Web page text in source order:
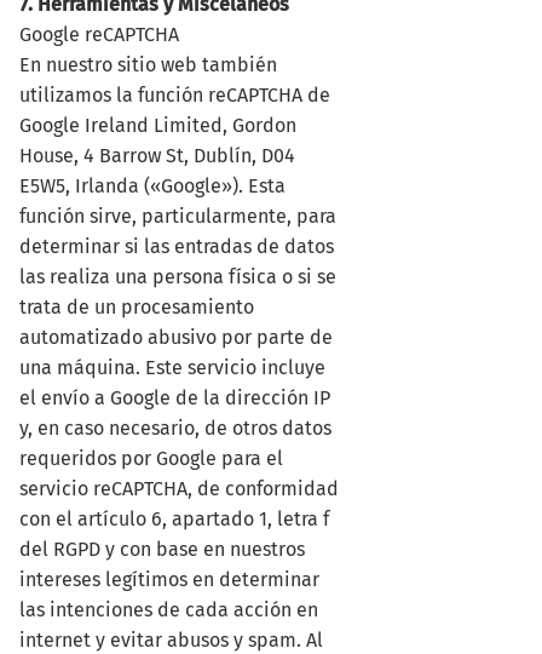
Google reCAPTCHA
En nuestro sitio web también
utilizamos la función reCAPTCHA de
Google Ireland Limited, Gordon
House, 4 Barrow St, Dublín, D04
E5W5, Irlanda («Google»). Esta
función sirve, particularmente, para
determinar si las entradas de datos
las realiza una persona física o si se
trata de un procesamiento
automatizado abusivo por parte de
una máquina. Este servicio incluye
el envío a Google de la dirección IP
y, en caso necesario, de otros datos
requeridos por Google para el
servicio reCAPTCHA, de conformidad
con el artículo 6, apartado 1, letra f
del RGPD y con base en nuestros
intereses legítimos en determinar
las intenciones de cada acción en
internet y evitar abusos y spam. Al